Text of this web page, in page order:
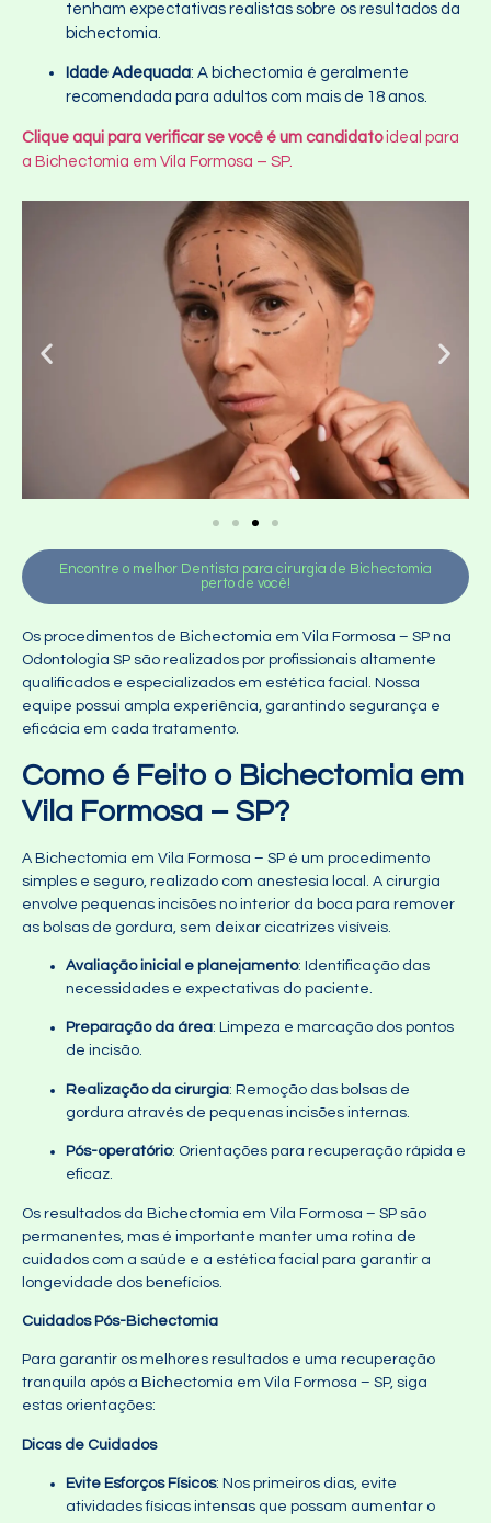
tenham expectativas realistas sobre os resultados da
bichectomia.
Idade Adequada: A bichectomia é geralmente
recomendada para adultos com mais de 18 anos.
Clique aqui para verificar se você é um candidatoideal para
a Bichectomia em Vila Formosa – SP.
Encontre o melhor Dentista para cirurgia de Bichectomia
perto de você!
Os procedimentos de Bichectomia em Vila Formosa – SP na
Odontologia SP são realizados por profissionais altamente
qualificados e especializados em estética facial. Nossa
equipe possui ampla experiência, garantindo segurança e
eficácia em cada tratamento.
Como é Feito o Bichectomia em
Vila Formosa – SP?
A Bichectomia em Vila Formosa – SP é um procedimento
simples e seguro, realizado com anestesia local. A cirurgia
envolve pequenas incisões no interior da boca para remover
as bolsas de gordura, sem deixar cicatrizes visíveis.
Avaliação inicial e planejamento: Identificação das
necessidades e expectativas do paciente.
Preparação da área: Limpeza e marcação dos pontos
de incisão.
Realização da cirurgia: Remoção das bolsas de
gordura através de pequenas incisões internas.
Pós-operatório: Orientações para recuperação rápida e
eficaz.
Os resultados da Bichectomia em Vila Formosa – SP são
permanentes, mas é importante manter uma rotina de
cuidados com a saúde e a estética facial para garantir a
longevidade dos benefícios.
Cuidados Pós-Bichectomia
Para garantir os melhores resultados e uma recuperação
tranquila após a Bichectomia em Vila Formosa – SP, siga
estas orientações:
Dicas de Cuidados
Evite Esforços Físicos: Nos primeiros dias, evite
atividades físicas intensas que possam aumentar o